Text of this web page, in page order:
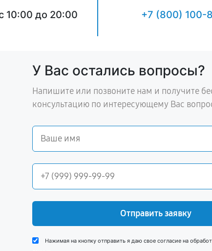
10:00 до 20:00 +7 (800) 100-
У Вас остались вопросы?
Напишите или позвоните нам и получите
консультацию по интересующему Вас
Отправить заявку
Нажимая на кнопку отправить я даю свое согласие на